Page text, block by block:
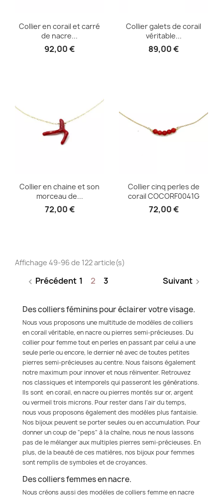
Collier en corail et carré
de nacre...
92,00 €
Collier galets de corail
véritable...
89,00 €
Collier en chaine et son
morceau de...
72,00 €
Collier cinq perles de
corail COCORF0041G
72,00 €
Affichage 49-96 de 122 article(s)
 Précédent 1 2 3 Suivant 
Des colliers féminins pour éclairer votre visage.
Nous vous proposons une multitude de modèles de colliers
en corail véritable, en nacre ou pierres semi-précieuses. Du
collier pour femme tout en perles en passant par celui a une
seule perle ou encore, le dernier né avec de toutes petites
pierres semi-précieuses au centre. Nous faisons également
notre maximum pour innover et nous réinventer. Retrouvez
nos classiques et intemporels qui passeront les générations.
Ils sont en corail, en nacre ou pierres montés sur or, argent
ou vermeil trois microns. Pour rester dans l'air du temps,
nous vous proposons également des modèles plus fantaisie.
Nos bijoux peuvent se porter seules ou en accumulation. Pour
donner un coup de "peps" à la chaîne, nous ne nous lassons
pas de le mélanger aux multiples pierres semi-précieuses. En
plus, de la beauté de ces matières, nos bijoux pour femmes
sont remplis de symboles et de croyances.
Des colliers femmes en nacre.
Nous créons aussi des modèles de colliers femme en nacre